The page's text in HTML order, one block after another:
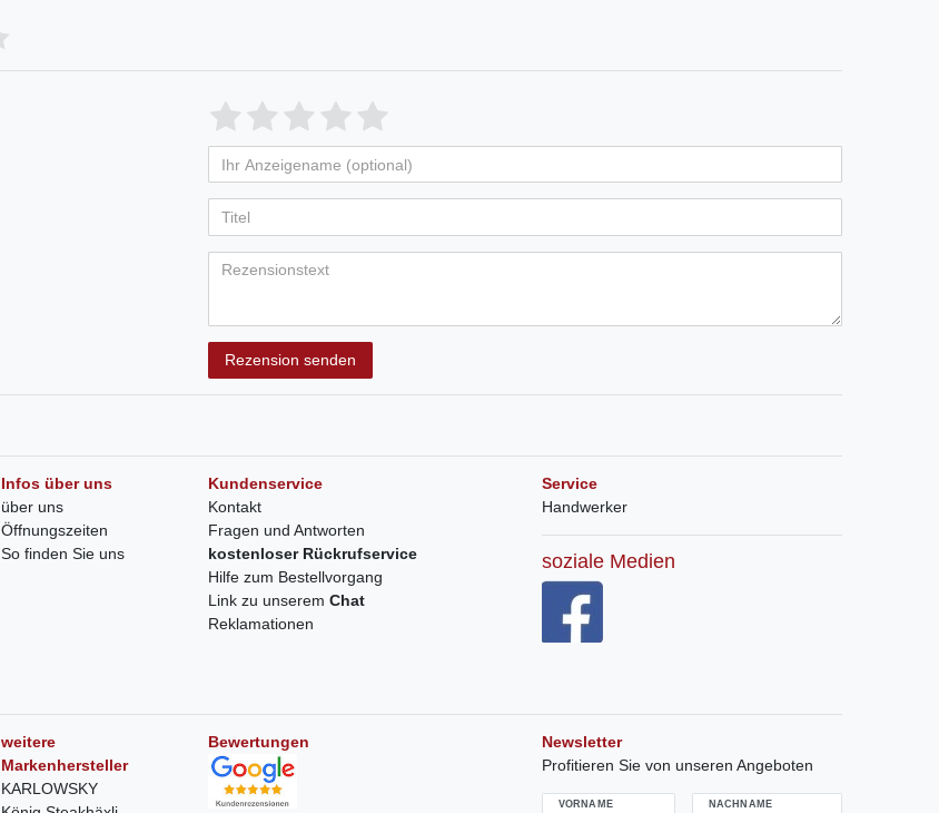
Rezension senden
Infos über uns
über uns
Öffnungszeiten
So finden Sie uns
Kundenservice
Kontakt
Fragen und Antworten
kostenloser Rückrufservice
Hilfe zum Bestellvorgang
Link zu unserem Chat
Reklamationen
Service
Handwerker
soziale Medien
weitere
Markenhersteller
KARLOWSKY
Bewertungen
Newsletter
Profitieren Sie von unseren Angeboten
VORNAME NACHNAME